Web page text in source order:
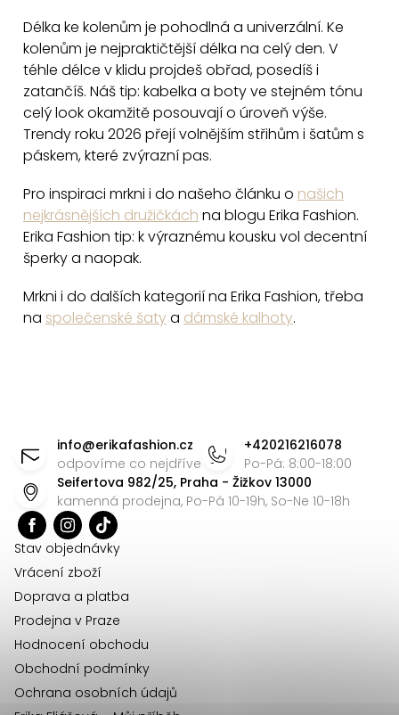
Délka ke kolenům je pohodlná a univerzální. Ke
kolenům je nejpraktičtější délka na celý den. V
téhle délce v klidu projdeš obřad, posedíš i
zatančíš. Náš tip: kabelka a boty ve stejném tónu
celý look okamžitě posouvají o úroveň výše.
Trendy roku 2026 přejí volnějším střihům i šatům s
páskem, které zvýrazní pas.
Pro inspiraci mrkni i do našeho článku o našich
nejkrásnějších družičkách na blogu Erika Fashion.
Erika Fashion tip: k výraznému kousku vol decentní
šperky a naopak.
Mrkni i do dalších kategorií na Erika Fashion, třeba
na společenské šatya dámské kalhoty.
info@erikafashion.cz
odpovíme co nejdříve
+420216216078
Po-Pá: 8:00-18:00
Seifertova 982/25, Praha - Žižkov 13000
kamenná prodejna, Po-Pá 10-19h, So-Ne 10-18h
Stav objednávky
Vrácení zboží
Doprava a platba
Prodejna v Praze
Hodnocení obchodu
Obchodní podmínky
Ochrana osobních údajů